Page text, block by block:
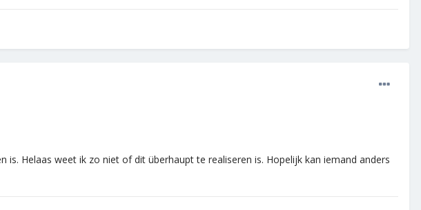
Helaas weet ik zo niet of dit überhaupt te realiseren is. Hopelijk kan iemand anders